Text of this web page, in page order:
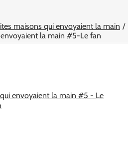
maisons qui envoyaient la main
la main #5-Le fan